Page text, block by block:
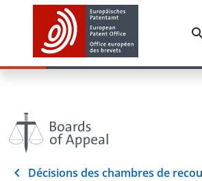
Décisions des chambres de